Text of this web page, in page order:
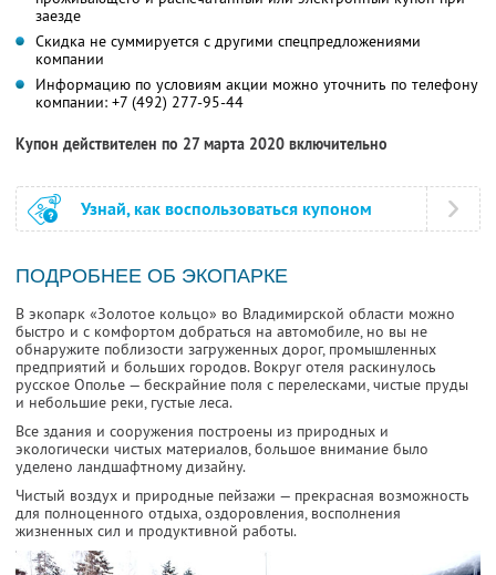
заезде
Скидка не суммируется с другими спецпредложениями
компании
Информацию по условиям акции можно уточнить по телефону
компании: +7 (492) 277-95-44
Купон действителен по 27 марта 2020 включительно
Узнай, как воспользоваться купоном
ПОДРОБНЕЕ ОБ ЭКОПАРКЕ
В экопарк «Золотое кольцо» во Владимирской области можно
быстро и с комфортом добраться на автомобиле, но вы не
обнаружите поблизости загруженных дорог, промышленных
предприятий и больших городов. Вокруг отеля раскинулось
русское Ополье — бескрайние поля с перелесками, чистые пруды
и небольшие реки, густые леса.
Все здания и сооружения построены из природных и
экологически чистых материалов, большое внимание было
уделено ландшафтному дизайну.
Чистый воздух и природные пейзажи — прекрасная возможность
для полноценного отдыха, оздоровления, восполнения
жизненных сил и продуктивной работы.